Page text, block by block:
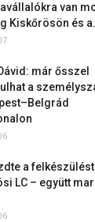
van
Kiskőrösön és
már ősszel
a
a felkészülést
LC – együtt